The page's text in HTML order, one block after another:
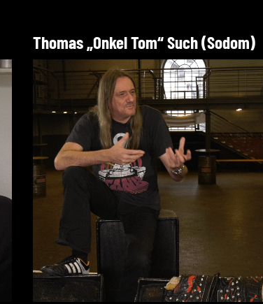
Thomas „Onkel Tom“ Such (Sodom)